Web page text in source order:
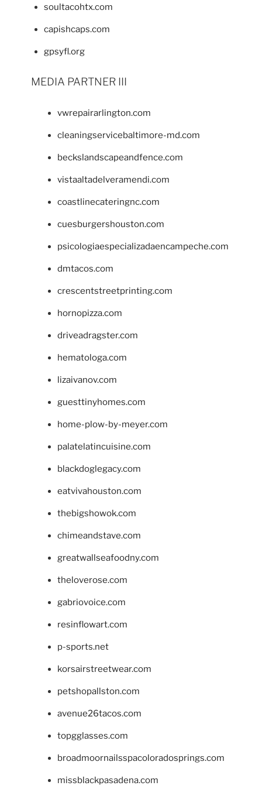
soultacohtx.com
capishcaps.com
gpsyfl.org
MEDIA PARTNER III
vwrepairarlington.com
cleaningservicebaltimore-md.com
beckslandscapeandfence.com
vistaaltadelveramendi.com
coastlinecateringnc.com
cuesburgershouston.com
psicologiaespecializadaencampeche.com
dmtacos.com
crescentstreetprinting.com
hornopizza.com
driveadragster.com
hematologa.com
lizaivanov.com
guesttinyhomes.com
home-plow-by-meyer.com
palatelatincuisine.com
blackdoglegacy.com
eatvivahouston.com
thebigshowok.com
chimeandstave.com
greatwallseafoodny.com
theloverose.com
gabriovoice.com
resinflowart.com
p-sports.net
korsairstreetwear.com
petshopallston.com
avenue26tacos.com
topgglasses.com
broadmoornailsspacoloradosprings.com
missblackpasadena.com